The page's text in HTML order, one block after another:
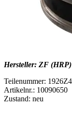
Hersteller: ZF
Teilenummer:
Artikelnr.: 10090650
Zustand: neu